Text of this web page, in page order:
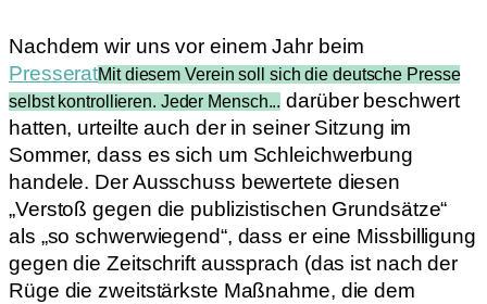
Nachdem wir uns vor einem Jahr beim
PresseratMit diesem Verein soll sich die deutsche Presse
selbst kontrollieren. Jeder Mensch... darüber beschwert
hatten, urteilte auch der in seiner Sitzung im
Sommer, dass es sich um Schleichwerbung
handele. Der Ausschuss bewertete diesen
„Verstoß gegen die publizistischen Grundsätze“
als „so schwerwiegend“, dass er eine Missbilligung
gegen die Zeitschrift aussprach (das ist nach der
Rüge die zweitstärkste Maßnahme, die dem